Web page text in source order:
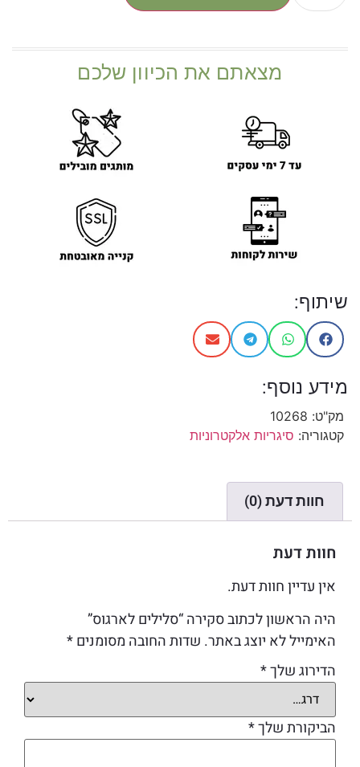
מצאתם את הכיוון שלכם
שיתוף:
מידע נוסף:
מק"ט: 10268
קטגוריה: סיגריות אלקטרוניות
חוות דעת (0)
חוות דעת
אין עדיין חוות דעת.
היה הראשון לכתוב סקירה “סלילים לארגוס”
האימייל לא יוצג באתר. שדות החובה מסומנים*
הדירוג שלך*
הביקורת שלך*